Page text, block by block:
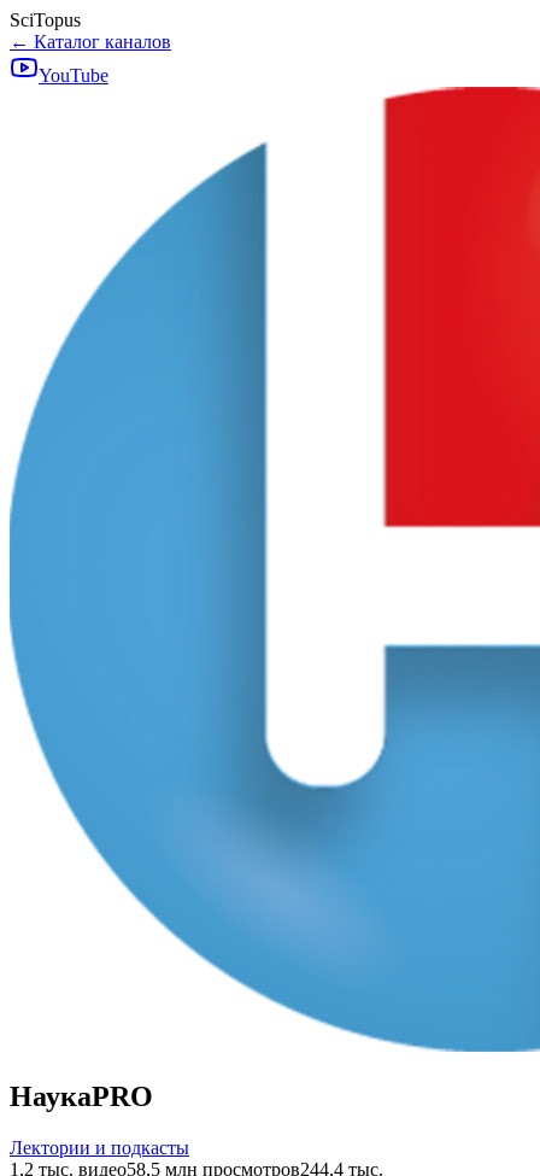
SciTopus
← Каталог каналов
YouTube
НаукаPRO
Лектории и подкасты
1,2 тыс. видео58,5 млн просмотров244,4 тыс.